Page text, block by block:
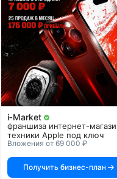
i‑Market
франшиза интернет-
техники Apple под ключ
Вложения от 69 000 ₽
Получить бизнес-план